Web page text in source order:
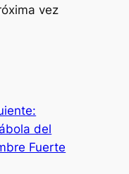
vez
del
Fuerte